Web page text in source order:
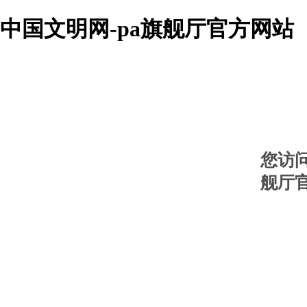
中国文明网-pa旗舰厅官方网站
您访
舰厅